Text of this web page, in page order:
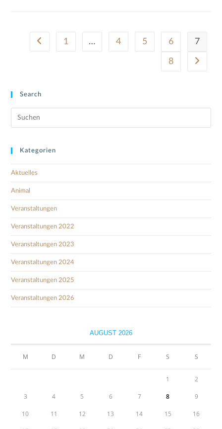
1 … 4 5 6 7
8
Search
Kategorien
Aktuelles
Animal
Veranstaltungen
Veranstaltungen 2022
Veranstaltungen 2023
Veranstaltungen 2024
Veranstaltungen 2025
Veranstaltungen 2026
AUGUST 2026
M D M D F S S
1 2
3 4 5 6 7 8 9
10 11 12 13 14 15 16